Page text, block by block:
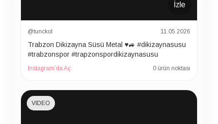
İzle
@tunckol 11.05.2026
Trabzon Dikizayna Süsü Metal ♥️🚙 #dikizaynasusu
#trabzonspor #trapzonspordikizaynasusu
Instagram’da Aç 0 ürün noktası
VIDEO